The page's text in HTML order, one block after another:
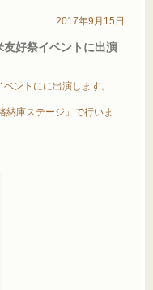
2017年9月15日
好祭イベントに出演
ントにに出演します。
庫ステージ」で行いま